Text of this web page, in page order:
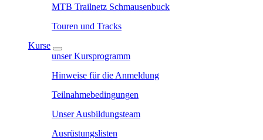
MTB Trailnetz Schmausenbuck
Touren und Tracks
Kurse
unser Kursprogramm
Hinweise für die Anmeldung
Teilnahmebedingungen
Unser Ausbildungsteam
Ausrüstungslisten